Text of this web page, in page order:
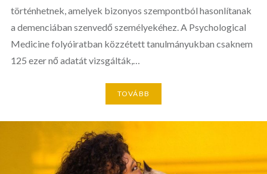
történhetnek, amelyek bizonyos szempontból hasonlítanak
a demenciában szenvedő személyekéhez. A Psychological
Medicine folyóiratban közzétett tanulmányukban csaknem
125 ezer nő adatát vizsgálták,…
TOVÁBB